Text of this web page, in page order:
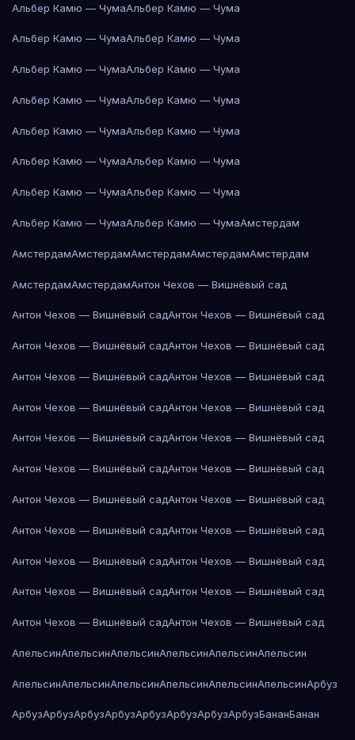
Альбер Камю — ЧумаАльбер Камю — Чума
Альбер Камю — ЧумаАльбер Камю — Чума
Альбер Камю — ЧумаАльбер Камю — Чума
Альбер Камю — ЧумаАльбер Камю — Чума
Альбер Камю — ЧумаАльбер Камю — Чума
Альбер Камю — ЧумаАльбер Камю — Чума
Альбер Камю — ЧумаАльбер Камю — Чума
Альбер Камю — ЧумаАльбер Камю — ЧумаАмстердам
АмстердамАмстердамАмстердамАмстердамАмстердам
АмстердамАмстердамАнтон Чехов — Вишнёвый сад
Антон Чехов — Вишнёвый садАнтон Чехов — Вишнёвый сад
Антон Чехов — Вишнёвый садАнтон Чехов — Вишнёвый сад
Антон Чехов — Вишнёвый садАнтон Чехов — Вишнёвый сад
Антон Чехов — Вишнёвый садАнтон Чехов — Вишнёвый сад
Антон Чехов — Вишнёвый садАнтон Чехов — Вишнёвый сад
Антон Чехов — Вишнёвый садАнтон Чехов — Вишнёвый сад
Антон Чехов — Вишнёвый садАнтон Чехов — Вишнёвый сад
Антон Чехов — Вишнёвый садАнтон Чехов — Вишнёвый сад
Антон Чехов — Вишнёвый садАнтон Чехов — Вишнёвый сад
Антон Чехов — Вишнёвый садАнтон Чехов — Вишнёвый сад
Антон Чехов — Вишнёвый садАнтон Чехов — Вишнёвый сад
АпельсинАпельсинАпельсинАпельсинАпельсинАпельсин
АпельсинАпельсинАпельсинАпельсинАпельсинАпельсинАрбуз
АрбузАрбузАрбузАрбузАрбузАрбузАрбузАрбузБананБанан